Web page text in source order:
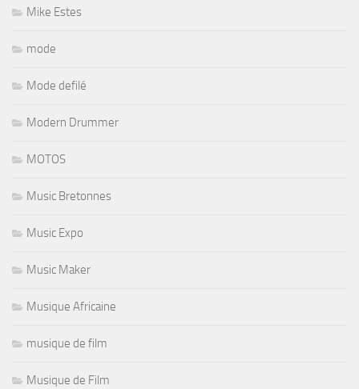
Mike Estes
mode
Mode defilé
Modern Drummer
MOTOS
Music Bretonnes
Music Expo
Music Maker
Musique Africaine
musique de film
Musique de Film